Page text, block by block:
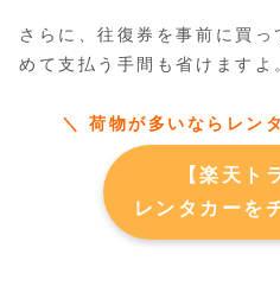
さらに、往復券を事前に買
めて支払う手間も省けますよ
＼ 荷物が多いならレン
【楽天ト
レンタカーを